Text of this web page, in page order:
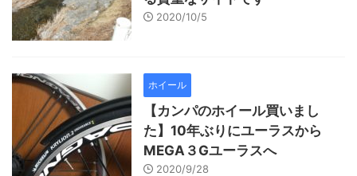
2020/10/5
ホイール
【カンパのホイール買いまし
た】10年ぶりにユーラスから
MEGA３Gユーラスへ
2020/9/28